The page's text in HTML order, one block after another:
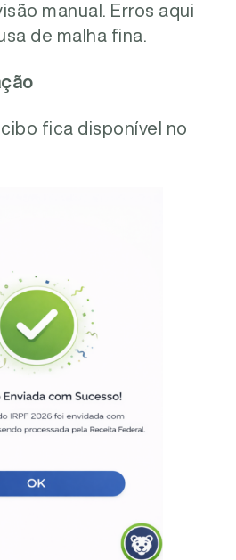
manual. Erros aqui
de malha fina.
fica disponível no